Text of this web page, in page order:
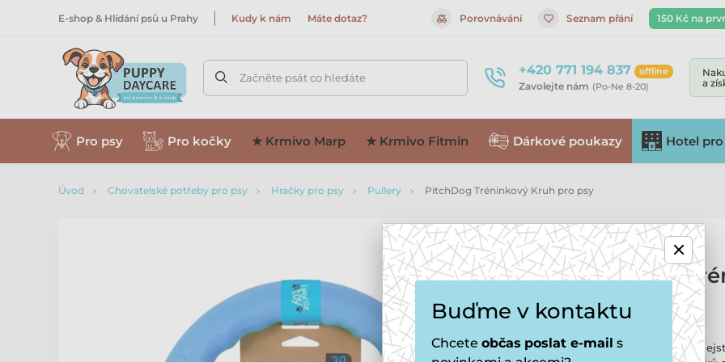
E-shop & Hlídání psů u Prahy Kudy k nám Máte dotaz? Porovnávání Seznam přání 150 Kč na
Začněte psát co hledáte +420 771 194 837 offline
Zavolejte nám (Po-Ne 8-20)
a
Pro psy Pro kočky ★ Krmivo Marp ★ Krmivo Fitmin Dárkové poukazy Hotel
Úvod Chovatelské potřeby pro psy Hračky pro psy Pullery PitchDog Tréninkový Kruh pro psy
PitchDog
pro psy
Přemýšlíte o Pulleru a
Buďme v kontaktu
Chcete občas poslat e-mail s